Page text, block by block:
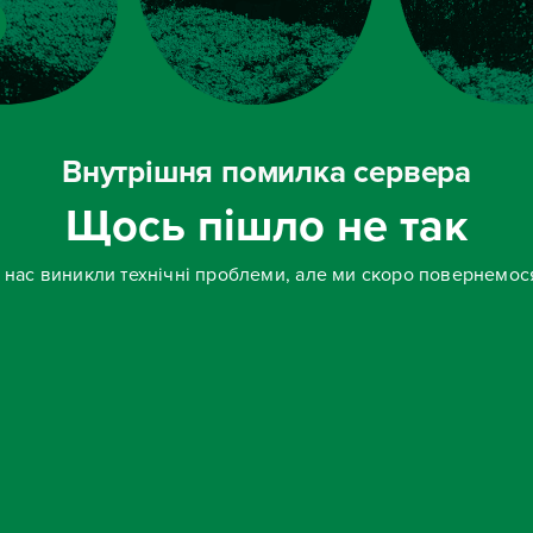
Внутрішня помилка сервера
Щось пішло не так
виникли технічні проблеми, але ми скоро